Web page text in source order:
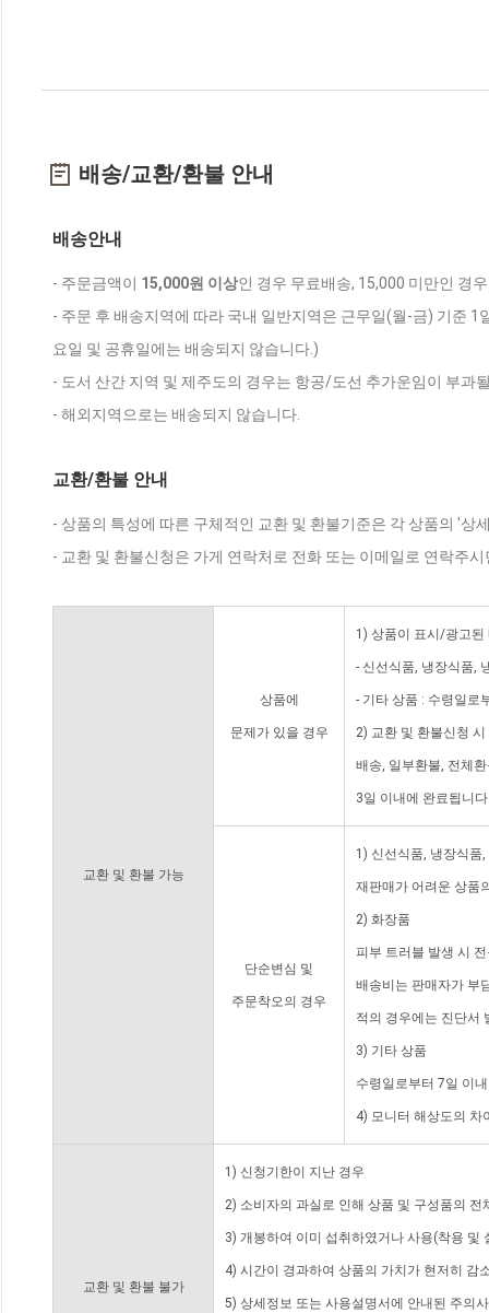
배송/교환/환불 안내
배송안내
- 주문금액이 15,000원 이상인 경우 무료배송, 15,000 미만인 경
- 주문 후 배송지역에 따라 국내 일반지역은 근무일(월-금) 기준
요일 및 공휴일에는 배송되지 않습니다.)
- 도서 산간 지역 및 제주도의 경우는 항공/도선 추가운임이 부과
- 해외지역으로는 배송되지 않습니다.
교환/환불 안내
- 상품의 특성에 따른 구체적인 교환 및 환불기준은 각 상품의 '상
- 교환 및 환불신청은 가게 연락처로 전화 또는 이메일로 연락주
교환 및 환불 가능
상품에
문제가 있을 경우
1) 상품이 표시/광고된
- 신선식품, 냉장식품,
- 기타 상품 : 수령일로
2) 교환 및 환불신청
배송, 일부환불, 전체
3일 이내에 완료됩니
단순변심 및
주문착오의 경우
1) 신선식품, 냉장식품
재판매가 어려운 상품
2) 화장품
피부 트러블 발생 시
배송비는 판매자가 부
적의 경우에는 진단서
3) 기타 상품
수령일로부터 7일 이
4) 모니터 해상도의 차
교환 및 환불 불가
1) 신청기한이 지난 경우
2) 소비자의 과실로 인해 상품 및 구성품의
3) 개봉하여 이미 섭취하였거나 사용(착용 및
4) 시간이 경과하여 상품의 가치가 현저히 감
5) 상세정보 또는 사용설명서에 안내된 주의